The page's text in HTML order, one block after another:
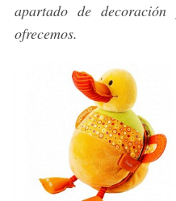
apartado de
ofrecemos.